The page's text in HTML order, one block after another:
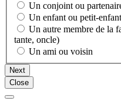
Un conjoint ou
Un enfant ou petit-enfant
Un autre membre de la
tante, oncle)
Un ami ou voisin
Next
Close